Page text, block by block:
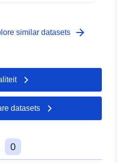
ter informatie. In
similar datasets arrow_forward
datasets
0